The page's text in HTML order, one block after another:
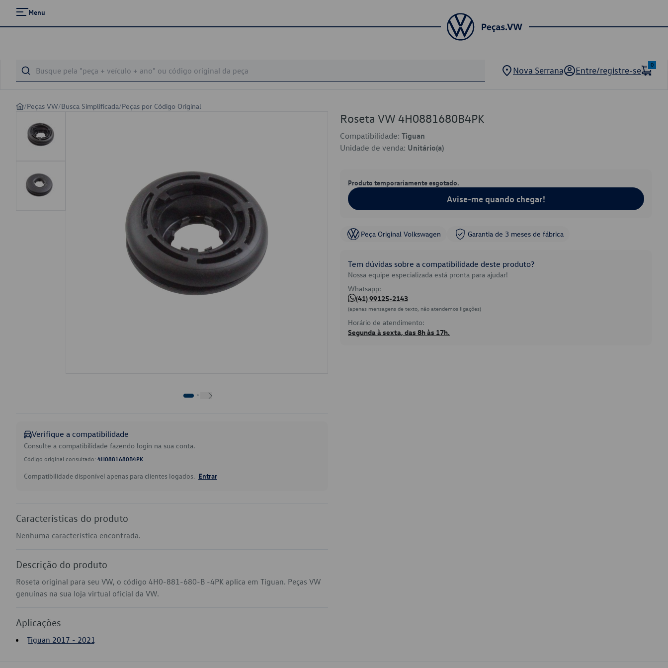
Menu
Nova Serrana Entre/registre-se
0
/Peças VW/Busca Simplificada/Peças por Código Original
Verifique a compatibilidade
Consulte a compatibilidade fazendo login na sua conta.
Código original consultado: 4H0881680B4PK
Compatibilidade disponível apenas para clientes logados. Entrar
Características do produto
Nenhuma característica encontrada.
Descrição do produto
Roseta original para seu VW, o código 4H0-881-680-B -4PK aplica em Tiguan. Peças VW
genuínas na sua loja virtual oficial da VW.
Aplicações
Tiguan 2017 - 2021
Roseta VW 4H0881680B4PK
Compatibilidade: Tiguan
Unidade de venda: Unitário(a)
Produto temporariamente esgotado.
Avise-me quando chegar!
Peça Original Volkswagen Garantia de 3 meses de fábrica
Tem dúvidas sobre a compatibilidade deste produto?
Nossa equipe especializada está pronta para ajudar!
Whatsapp:
(41) 99125-2143
(apenas mensagens de texto, não atendemos ligações)
Horário de atendimento:
Segunda à sexta, das 8h às 17h.